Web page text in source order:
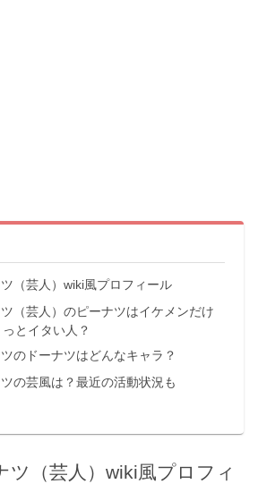
（芸人）wiki風プロフィール
（芸人）のピーナツはイケメンだけ
とイタい人？
のドーナツはどんなキャラ？
の芸風は？最近の活動状況も
ツ（芸人）wiki風プロフィ